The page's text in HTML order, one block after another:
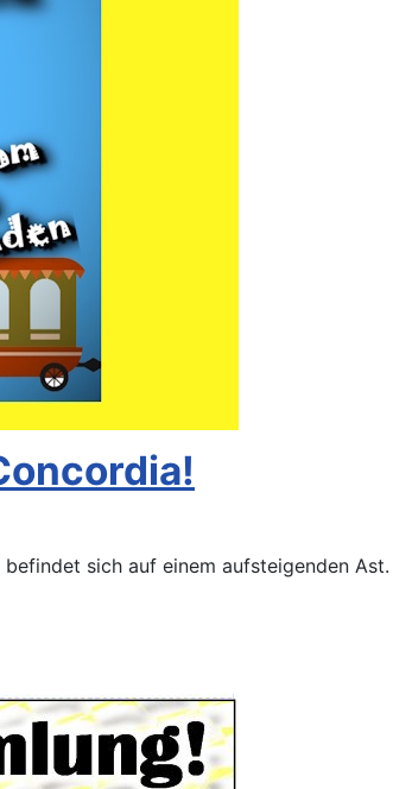
sich auf einem aufsteigenden